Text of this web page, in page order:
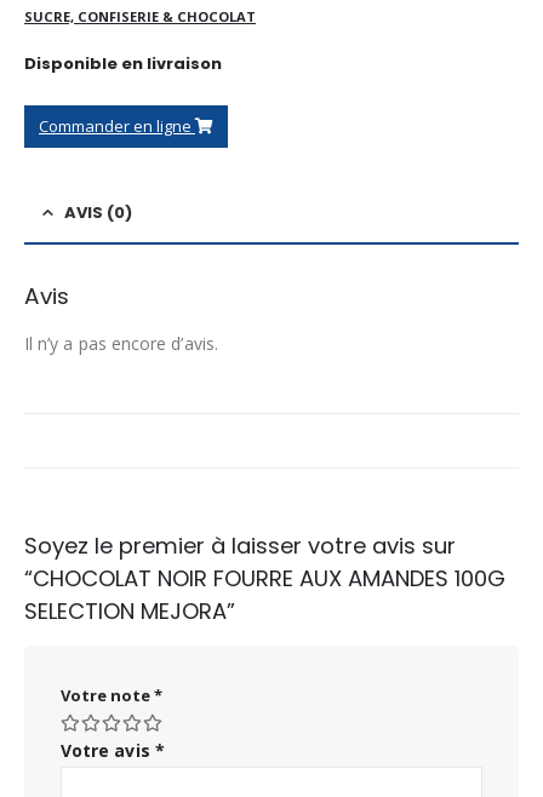
SUCRE, CONFISERIE & CHOCOLAT
Disponible en livraison
Commander en ligne
AVIS (0)
Avis
Il n’y a pas encore d’avis.
Soyez le premier à laisser votre avis sur
“CHOCOLAT NOIR FOURRE AUX AMANDES 100G
SELECTION MEJORA”
Votre note*
Votre avis *